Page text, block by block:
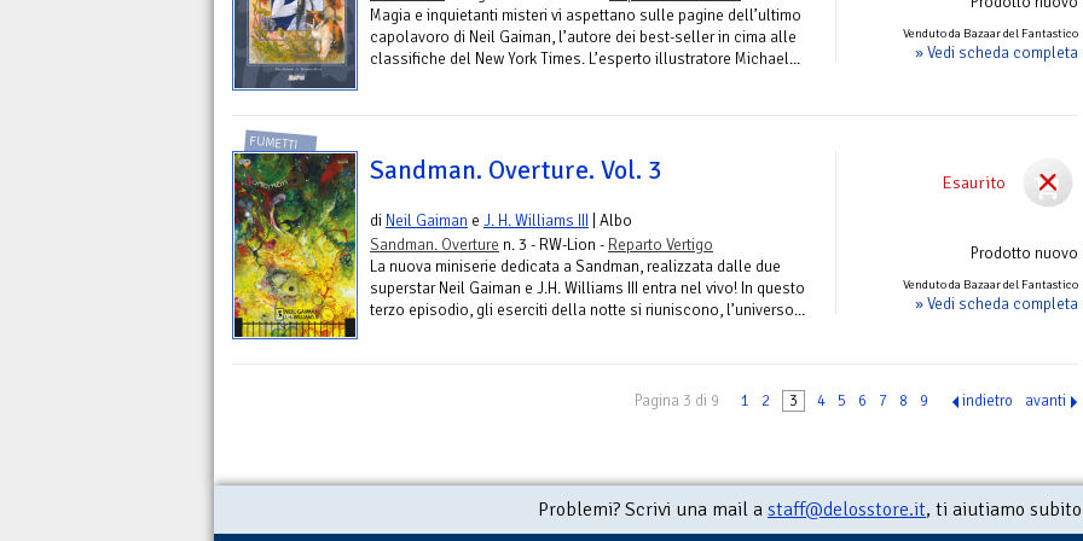
Venduto da Bazaar del Fantastico
» Vedi scheda completa
Magia e inquietanti misteri vi aspettano sulle pagine dell’ultimo
capolavoro di Neil Gaiman, l’autore dei best-seller in cima alle
classifiche del New York Times. L’esperto illustratore Michael...
Esaurito
Prodotto nuovo
Venduto da Bazaar del Fantastico
» Vedi scheda completa
FUMETTI
Sandman. Overture. Vol. 3
di Neil Gaiman e J. H. Williams III | Albo
Sandman. Overture n. 3 - RW-Lion - Reparto Vertigo
La nuova miniserie dedicata a Sandman, realizzata dalle due
superstar Neil Gaiman e J.H. Williams III entra nel vivo! In questo
terzo episodio, gli eserciti della notte si riuniscono, l’universo...
Pagina 3 di 9 1 2 3 4 5 6 7 8 9 indietro avanti
Problemi? Scrivi una mail a staff@delosstore.it, ti aiutiamo